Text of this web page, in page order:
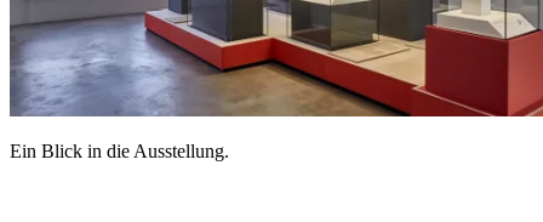
Ein Blick in die Ausstellung.